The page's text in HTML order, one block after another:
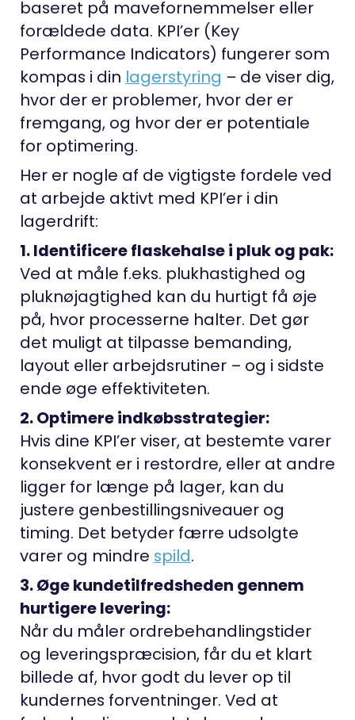
baseret på mavefornemmelser eller
forældede data. KPI’er (Key
Performance Indicators) fungerer som
kompas i din lagerstyring – de viser dig,
hvor der er problemer, hvor der er
fremgang, og hvor der er potentiale
for optimering.
Her er nogle af de vigtigste fordele ved
at arbejde aktivt med KPI’er i din
lagerdrift:
1. Identificere flaskehalse i pluk og pak:
Ved at måle f.eks. plukhastighed og
pluknøjagtighed kan du hurtigt få øje
på, hvor processerne halter. Det gør
det muligt at tilpasse bemanding,
layout eller arbejdsrutiner – og i sidste
ende øge effektiviteten.
2. Optimere indkøbsstrategier:
Hvis dine KPI’er viser, at bestemte varer
konsekvent er i restordre, eller at andre
ligger for længe på lager, kan du
justere genbestillingsniveauer og
timing. Det betyder færre udsolgte
varer og mindre spild.
3. Øge kundetilfredsheden gennem
hurtigere levering:
Når du måler ordrebehandlingstider
og leveringspræcision, får du et klart
billede af, hvor godt du lever op til
kundernes forventninger. Ved at